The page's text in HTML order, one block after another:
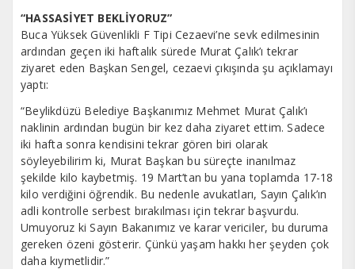
“HASSASİYET BEKLİYORUZ”
Buca Yüksek Güvenlikli F Tipi Cezaevi’ne sevk edilmesinin
ardından geçen iki haftalık sürede Murat Çalık’ı tekrar
ziyaret eden Başkan Sengel, cezaevi çıkışında şu açıklamayı
yaptı:
“Beylikdüzü Belediye Başkanımız Mehmet Murat Çalık’ı
naklinin ardından bugün bir kez daha ziyaret ettim. Sadece
iki hafta sonra kendisini tekrar gören biri olarak
söyleyebilirim ki, Murat Başkan bu süreçte inanılmaz
şekilde kilo kaybetmiş. 19 Mart’tan bu yana toplamda 17-18
kilo verdiğini öğrendik. Bu nedenle avukatları, Sayın Çalık’ın
adli kontrolle serbest bırakılması için tekrar başvurdu.
Umuyoruz ki Sayın Bakanımız ve karar vericiler, bu duruma
gereken özeni gösterir. Çünkü yaşam hakkı her şeyden çok
daha kıymetlidir.”